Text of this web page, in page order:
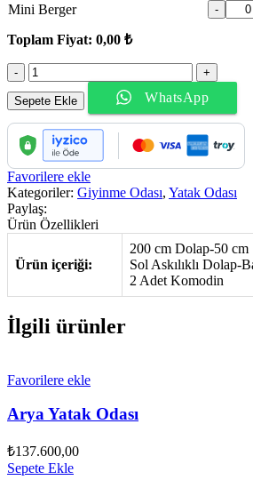
Mini Berger
-
Toplam Fiyat: 0,00 ₺
Dior
Yatak
Odası
Sepete Ekle WhatsApp
Favorilere ekle
Kategoriler: Giyinme Odası, Yatak Odası
Paylaş:
Ürün Özellikleri
Ürün içeriği:
200 cm Dolap-50 cm
Sol Askılıklı Dolap-
2 Adet Komodin
İlgili ürünler
Favorilere ekle
Arya Yatak Odası
₺137.600,00
Sepete Ekle